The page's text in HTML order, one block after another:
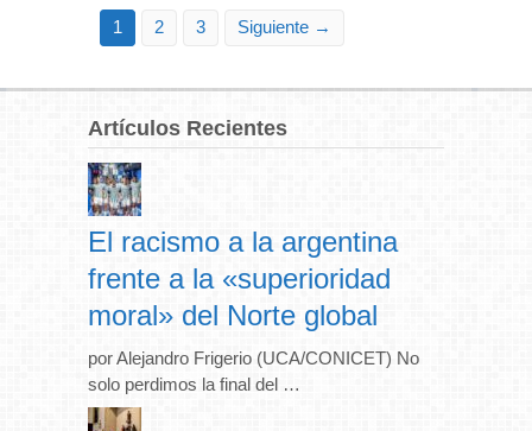
1 2 3 Siguiente →
Artículos Recientes
El racismo a la argentina
frente a la «superioridad
moral» del Norte global
por Alejandro Frigerio (UCA/CONICET) No
solo perdimos la final del …